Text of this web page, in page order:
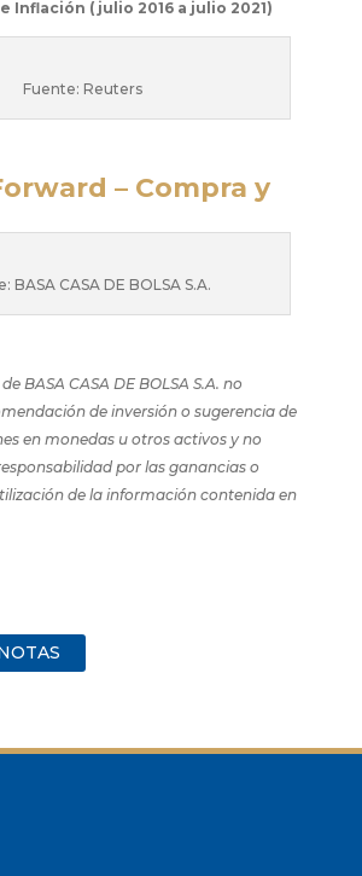
Inflación ( julio 2016 a julio 2021)
Fuente: Reuters
– Compra y
BASA CASA DE BOLSA S.A.
BASA CASA DE BOLSA S.A. no
de inversión o sugerencia de
en monedas u otros activos y no
por las ganancias o
de la información contenida en